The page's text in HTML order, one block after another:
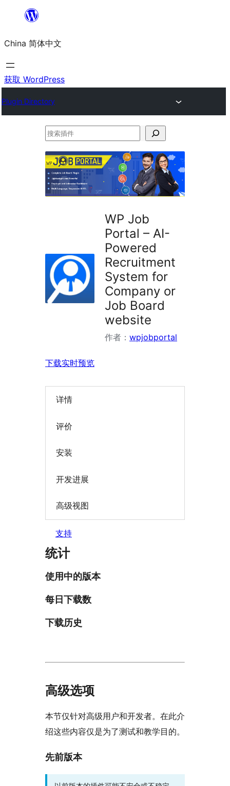
内
容
China 简体中文
获取 WordPress
Plugin Directory
搜
插
件
WP Job
Portal – AI-
Powered
Recruitment
System for
Company or
Job Board
website
作者： wpjobportal
下载实时预览
详情
评价
安装
开发进展
高级视图
支持
统计
使用中的版本
每日下载数
下载历史
高级选项
本节仅针对高级用户和开发者。在此介
绍这些内容仅是为了测试和教学目的。
先前版本